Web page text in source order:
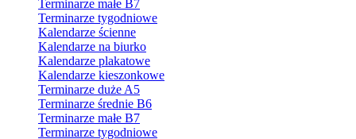
Terminarze małe B7
Terminarze tygodniowe
Kalendarze ścienne
Kalendarze na biurko
Kalendarze plakatowe
Kalendarze kieszonkowe
Terminarze duże A5
Terminarze średnie B6
Terminarze małe B7
Terminarze tygodniowe